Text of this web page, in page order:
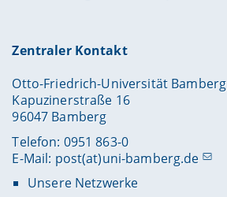
Zentraler Kontakt
Otto-Friedrich-Universität Bamberg
Kapuzinerstraße 16
96047 Bamberg
Telefon: 0951 863-0
E-Mail: post(at)uni-bamberg.de
Unsere Netzwerke